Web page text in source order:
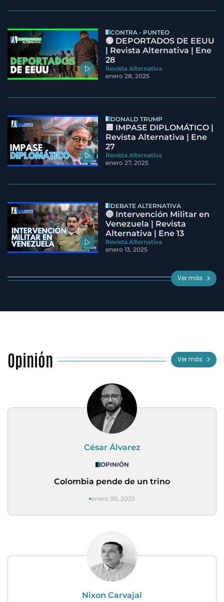
CONTRA - PUNTEO
🟢 DEPORTADOS DE EEUU
| Revista Alternativa | Ene
28
Revista Alternativa
enero 28, 2025
DONALD TRUMP
🟦 IMPASE DIPLOMÁTICO |
Revista Alternativa | Ene
27
Revista Alternativa
enero 27, 2025
DEBATE ALTERNATIVA
🔵 Intervención Militar en
Venezuela | Revista
Alternativa | Ene 13
Revista Alternativa
enero 13, 2025
Ver más
Opinión Ver más
César Álvarez
OPINIÓN
Colombia pende de un trino
enero 30, 2025
Nixon Carvajal